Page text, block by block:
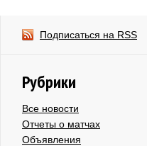
Подписаться на RSS
Рубрики
Все новости
Отчеты о матчах
Объявления